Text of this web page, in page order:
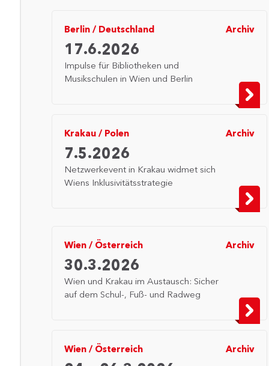
Berlin / Deutschland Archiv
17.6.2026
Impulse für Bibliotheken und
Musikschulen in Wien und Berlin
Krakau / Polen Archiv
7.5.2026
Netzwerkevent in Krakau widmet sich
Wiens Inklusivitätsstrategie
Wien / Österreich Archiv
30.3.2026
Wien und Krakau im Austausch: Sicher
auf dem Schul-, Fuß- und Radweg
Wien / Österreich Archiv